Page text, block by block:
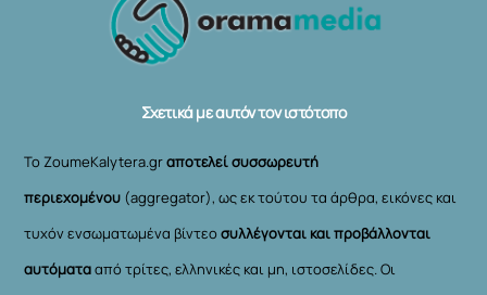
To
Σχετικά με αυτόν τον ιστότοπο
Το ZoumeKalytera.grαποτελεί συσσωρευτή
περιεχομένου (aggregator), ως εκ τούτου τα άρθρα, εικόνες και
τυχόν ενσωματωμένα βίντεοσυλλέγονται και προβάλλονται
αυτόματααπό τρίτες, ελληνικές και μη, ιστοσελίδες. Οι